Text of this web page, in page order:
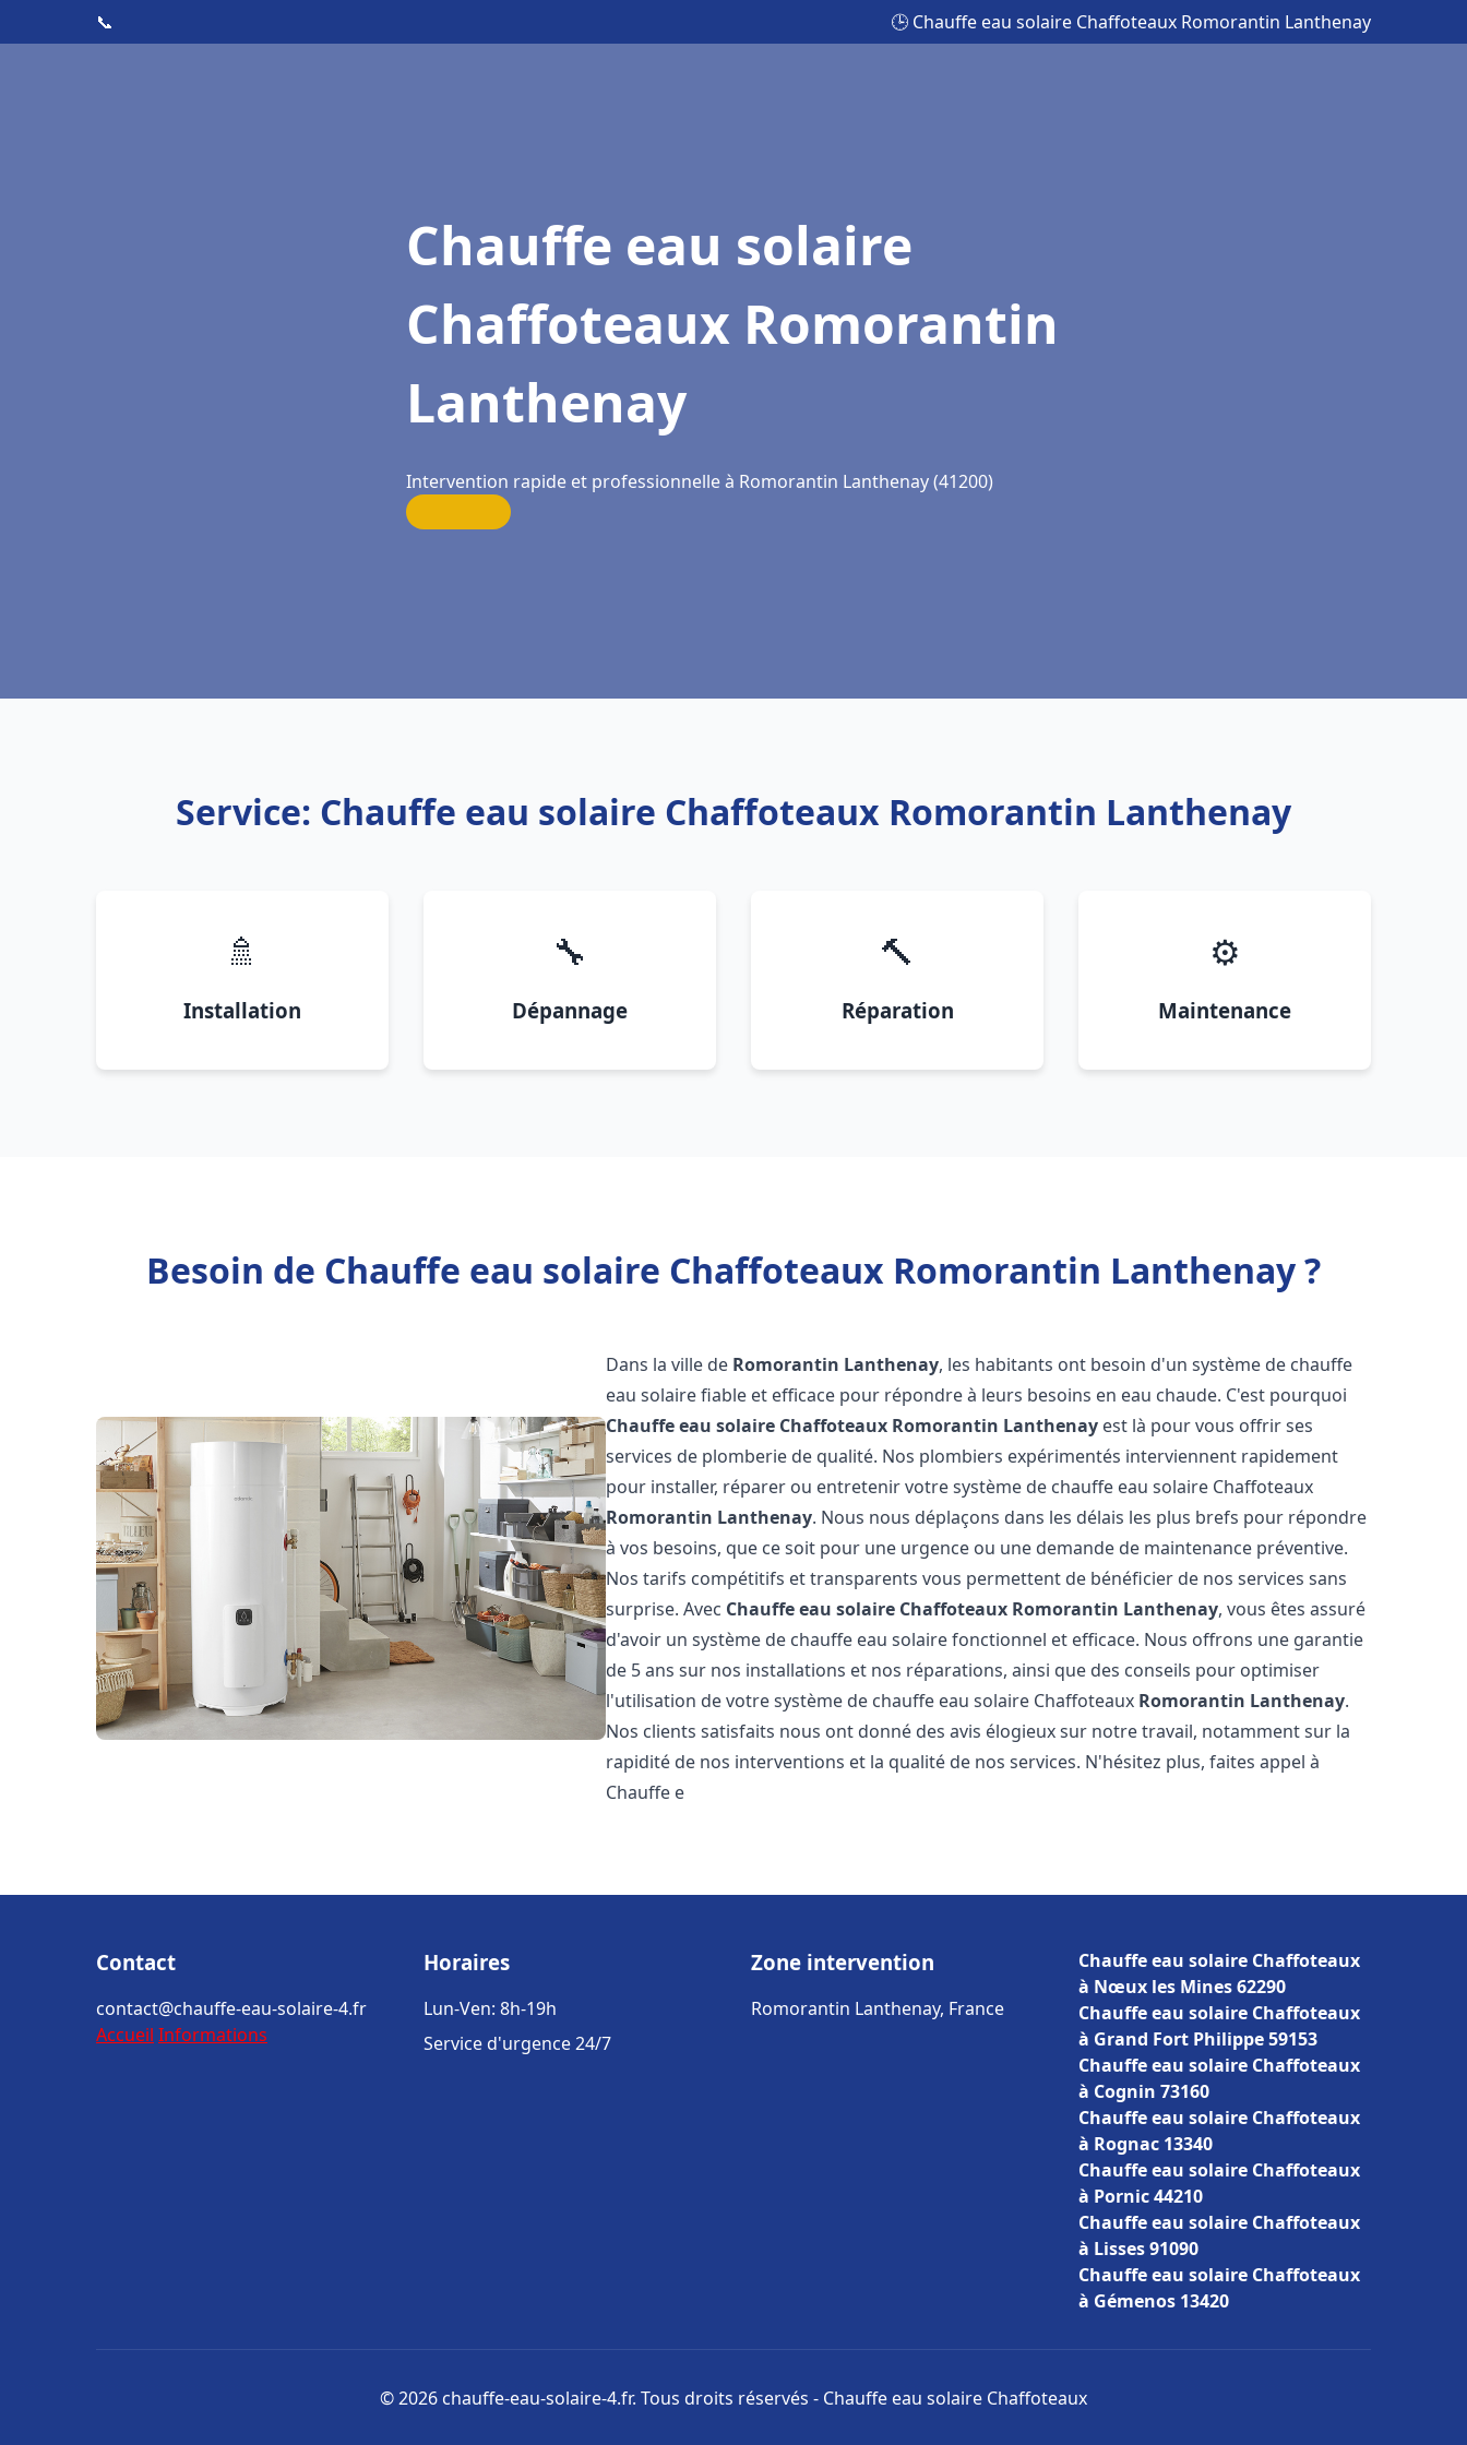
📞 🕒 Chauffe eau solaire Chaffoteaux Romorantin Lanthenay
Chauffe eau solaire
Chaffoteaux Romorantin
Lanthenay
Intervention rapide et professionnelle à Romorantin Lanthenay (41200)
Service: Chauffe eau solaire Chaffoteaux Romorantin Lanthenay
🚿
Installation
🔧
Dépannage
🔨
Réparation
⚙️
Maintenance
Besoin de Chauffe eau solaire Chaffoteaux Romorantin Lanthenay ?
Dans la ville de Romorantin Lanthenay, les habitants ont besoin d'un système de chauffe
eau solaire fiable et efficace pour répondre à leurs besoins en eau chaude. C'est pourquoi
Chauffe eau solaire Chaffoteaux Romorantin Lanthenay est là pour vous offrir ses
services de plomberie de qualité. Nos plombiers expérimentés interviennent rapidement
pour installer, réparer ou entretenir votre système de chauffe eau solaire Chaffoteaux
Romorantin Lanthenay. Nous nous déplaçons dans les délais les plus brefs pour répondre
à vos besoins, que ce soit pour une urgence ou une demande de maintenance préventive.
Nos tarifs compétitifs et transparents vous permettent de bénéficier de nos services sans
surprise. Avec Chauffe eau solaire Chaffoteaux Romorantin Lanthenay, vous êtes assuré
d'avoir un système de chauffe eau solaire fonctionnel et efficace. Nous offrons une garantie
de 5 ans sur nos installations et nos réparations, ainsi que des conseils pour optimiser
l'utilisation de votre système de chauffe eau solaire Chaffoteaux Romorantin Lanthenay.
Nos clients satisfaits nous ont donné des avis élogieux sur notre travail, notamment sur la
rapidité de nos interventions et la qualité de nos services. N'hésitez plus, faites appel à
Chauffe e
Contact
contact@chauffe-eau-solaire-4.fr
Accueil Informations
Horaires
Lun-Ven: 8h-19h
Service d'urgence 24/7
Zone intervention
Romorantin Lanthenay, France
Chauffe eau solaire Chaffoteaux
à Nœux les Mines 62290
Chauffe eau solaire Chaffoteaux
à Grand Fort Philippe 59153
Chauffe eau solaire Chaffoteaux
à Cognin 73160
Chauffe eau solaire Chaffoteaux
à Rognac 13340
Chauffe eau solaire Chaffoteaux
à Pornic 44210
Chauffe eau solaire Chaffoteaux
à Lisses 91090
Chauffe eau solaire Chaffoteaux
à Gémenos 13420
© 2026 chauffe-eau-solaire-4.fr. Tous droits réservés - Chauffe eau solaire Chaffoteaux